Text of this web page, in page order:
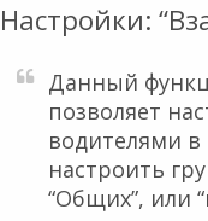
Настройки:
Данный
позволяет
водителями
настроить
“Общих”, или